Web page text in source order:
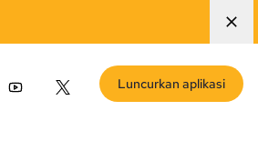
YouTubeX (Twitter)
Luncurkan aplikasi